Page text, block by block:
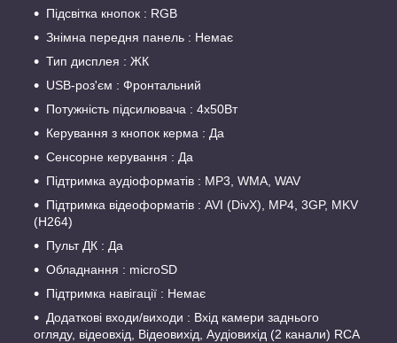
Підсвітка кнопок : RGB
Знімна передня панель : Немає
Тип дисплея : ЖК
USB-роз'єм : Фронтальний
Потужність підсилювача : 4х50Вт
Керування з кнопок керма : Да
Сенсорне керування : Да
Підтримка аудіоформатів : MP3, WMA, WAV
Підтримка відеоформатів : AVI (DivX), MP4, 3GP, MKV
(H264)
Пульт ДК : Да
Обладнання : microSD
Підтримка навігації : Немає
Додаткові входи/виходи : Вхід камери заднього
огляду, відеовхід, Відеовихід, Аудіовихід (2 канали) RCA